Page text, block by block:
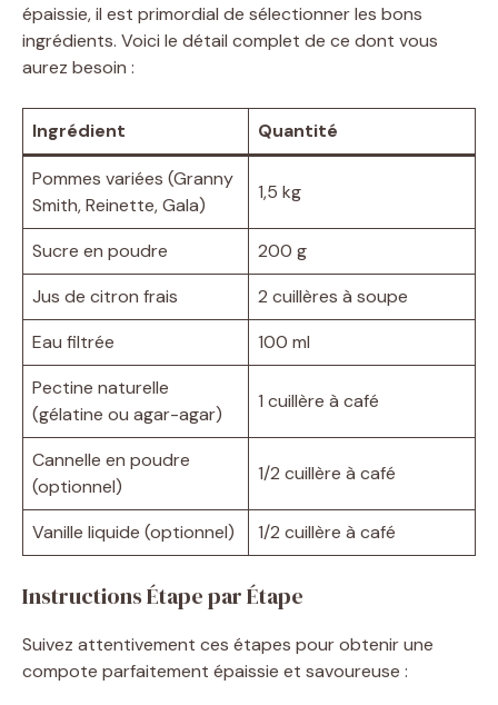
épaissie, il est primordial de sélectionner les bons
ingrédients. Voici le détail complet de ce dont vous
aurez besoin :
Ingrédient Quantité
Pommes variées (Granny
Smith, Reinette, Gala)
1,5 kg
Sucre en poudre
200 g
Jus de citron frais
2 cuillères à soupe
Eau filtrée
100 ml
Pectine naturelle
(gélatine ou agar-agar)
1 cuillère à café
Cannelle en poudre
(optionnel)
1/2 cuillère à café
Vanille liquide (optionnel) 1/2 cuillère à café
Instructions Étape par Étape
Suivez attentivement ces étapes pour obtenir une
compote parfaitement épaissie et savoureuse :